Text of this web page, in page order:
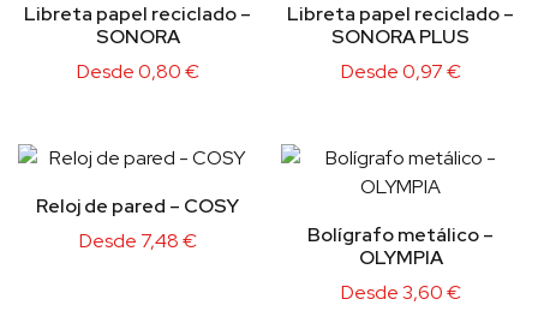
Libreta papel reciclado –
SONORA
Desde0,80€
Libreta papel reciclado –
SONORA PLUS
Desde0,97€
Reloj de pared – COSY
Desde 7,48€
Bolígrafo metálico –
OLYMPIA
Desde3,60€